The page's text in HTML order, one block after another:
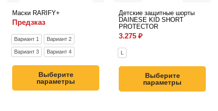
Маски RARIFY+
Предзказ
Вариант 1 Вариант 2
Вариант 3 Вариант 4
Выберите
параметры
Детские защитные шорты
DAINESE KID SHORT
PROTECTOR
3.275 ₽
L
Выберите
параметры